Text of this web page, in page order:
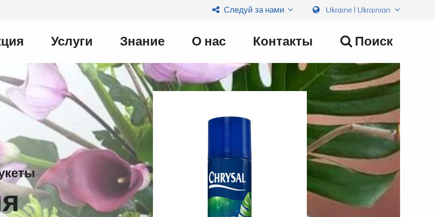
Следуй за нами Ukraine | Ukrainian
Услуги Знание О нас Контакты Поиск